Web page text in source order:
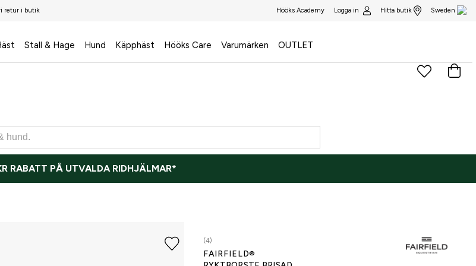
retur i butik Hööks Academy Logga in Hitta butik Sweden
Stall & Hage Hund Käpphäst Hööks Care Varumärken OUTLET
RABATT PÅ UTVALDA RIDHJÄLMAR*
(4)
FAIRFIELD®